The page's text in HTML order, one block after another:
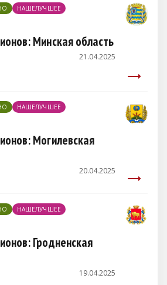
НАШЕЛУЧШЕЕ
Минская область
21.04.2025
НАШЕЛУЧШЕЕ
Могилевская
20.04.2025
НАШЕЛУЧШЕЕ
Гродненская
19.04.2025